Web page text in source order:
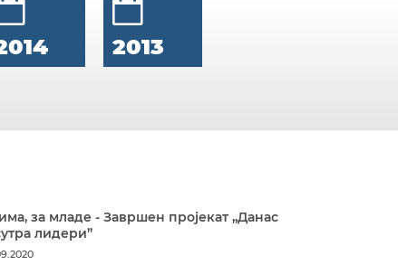
2013
за младе - Завршен пројекат „Данас
лидери”